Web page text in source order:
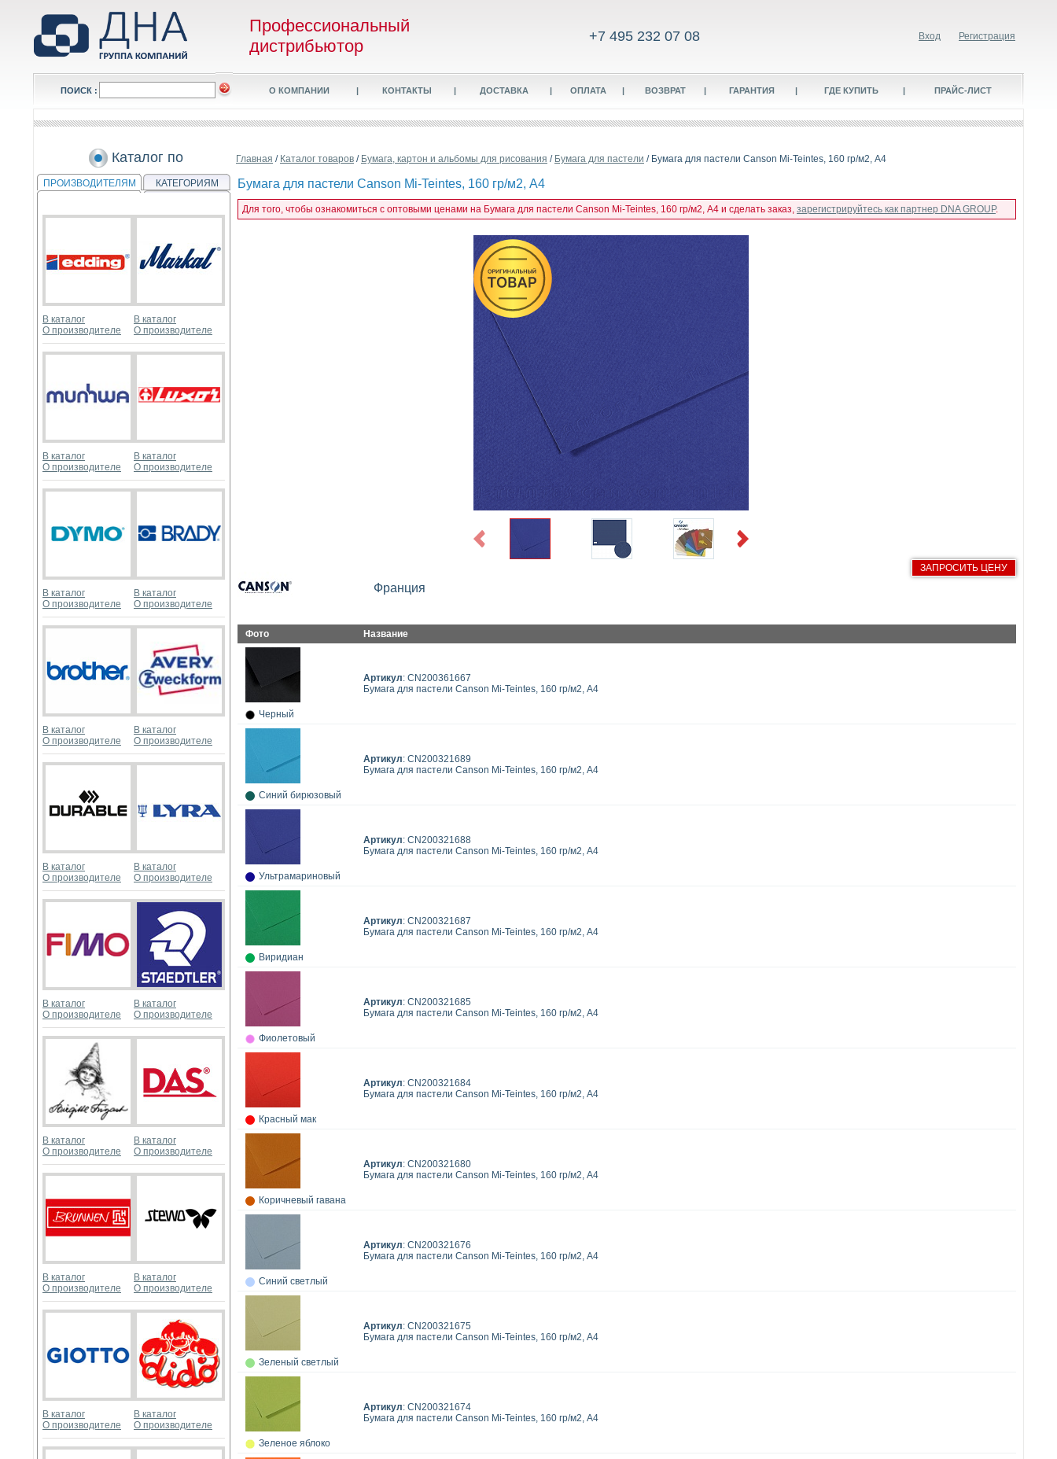
Профессиональный
дистрибьютор
+7 495 232 07 08 Вход Регистрация
ПОИСК : О КОМПАНИИ | КОНТАКТЫ | ДОСТАВКА | ОПЛАТА | ВОЗВРАТ | ГАРАНТИЯ | ГДЕ КУПИТЬ | ПРАЙС-ЛИСТ
Каталог по
ПРОИЗВОДИТЕЛЯМ КАТЕГОРИЯМ
В каталог
О производителе
В каталог
О производителе
В каталог
О производителе
В каталог
О производителе
В каталог
О производителе
В каталог
О производителе
В каталог
О производителе
В каталог
О производителе
В каталог
О производителе
В каталог
О производителе
В каталог
О производителе
В каталог
О производителе
В каталог
О производителе
В каталог
О производителе
В каталог
О производителе
В каталог
О производителе
В каталог
О производителе
В каталог
О производителе
Главная / Каталог товаров / Бумага, картон и альбомы для рисования / Бумага для пастели / Бумага для пастели Canson Mi-Teintes, 160 гр/м2, А4
Бумага для пастели Canson Mi-Teintes, 160 гр/м2, А4
Для того, чтобы ознакомиться с оптовыми ценами на Бумага для пастели Canson Mi-Teintes, 160 гр/м2, А4 и сделать заказ, зарегистрируйтесь как партнер DNA GROUP.
Previous Next
Франция
ЗАПРОСИТЬ ЦЕНУ
Фото Название
Черный
Артикул: CN200361667
Бумага для пастели Canson Mi-Teintes, 160 гр/м2, А4
Синий бирюзовый
Артикул: CN200321689
Бумага для пастели Canson Mi-Teintes, 160 гр/м2, А4
Ультрамариновый
Артикул: CN200321688
Бумага для пастели Canson Mi-Teintes, 160 гр/м2, А4
Виридиан
Артикул: CN200321687
Бумага для пастели Canson Mi-Teintes, 160 гр/м2, А4
Фиолетовый
Артикул: CN200321685
Бумага для пастели Canson Mi-Teintes, 160 гр/м2, А4
Красный мак
Артикул: CN200321684
Бумага для пастели Canson Mi-Teintes, 160 гр/м2, А4
Коричневый гавана
Артикул: CN200321680
Бумага для пастели Canson Mi-Teintes, 160 гр/м2, А4
Синий светлый
Артикул: CN200321676
Бумага для пастели Canson Mi-Teintes, 160 гр/м2, А4
Зеленый светлый
Артикул: CN200321675
Бумага для пастели Canson Mi-Teintes, 160 гр/м2, А4
Зеленое яблоко
Артикул: CN200321674
Бумага для пастели Canson Mi-Teintes, 160 гр/м2, А4